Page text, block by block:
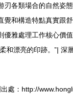
各類場合的自然
覺和構造特點真實
雅處理工作核心
漂亮的印跡。”|
處：http://